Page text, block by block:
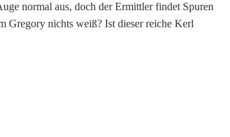
normal aus, doch der Ermittler findet Spuren
Gregory nichts weiß? Ist dieser reiche Kerl